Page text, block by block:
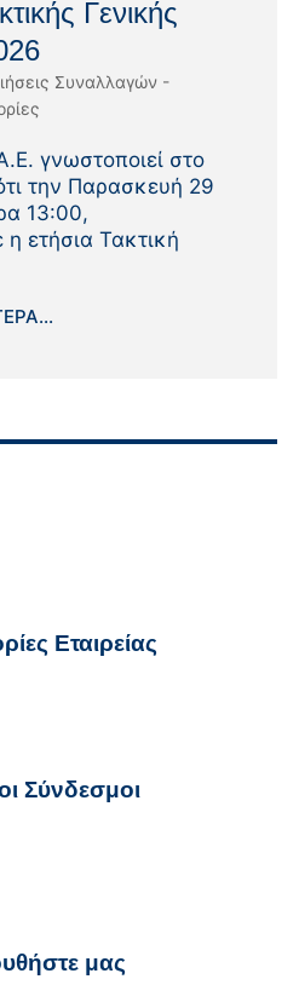
Γενικής
Συναλλαγών -
γνωστοποιεί στο
την Παρασκευή 29
13:00,
ετήσια Τακτική
Εταιρείας
Σύνδεσμοι
μας